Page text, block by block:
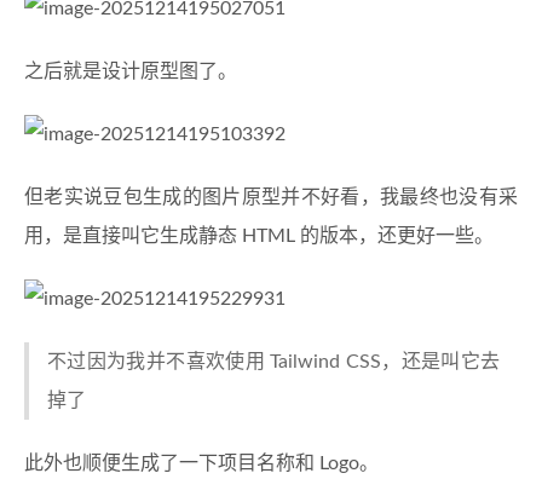
之后就是设计原型图了。
但老实说豆包生成的图片原型并不好看，我最终也没有采
用，是直接叫它生成静态 HTML 的版本，还更好一些。
不过因为我并不喜欢使用 Tailwind CSS，还是叫它去
掉了
此外也顺便生成了一下项目名称和 Logo。